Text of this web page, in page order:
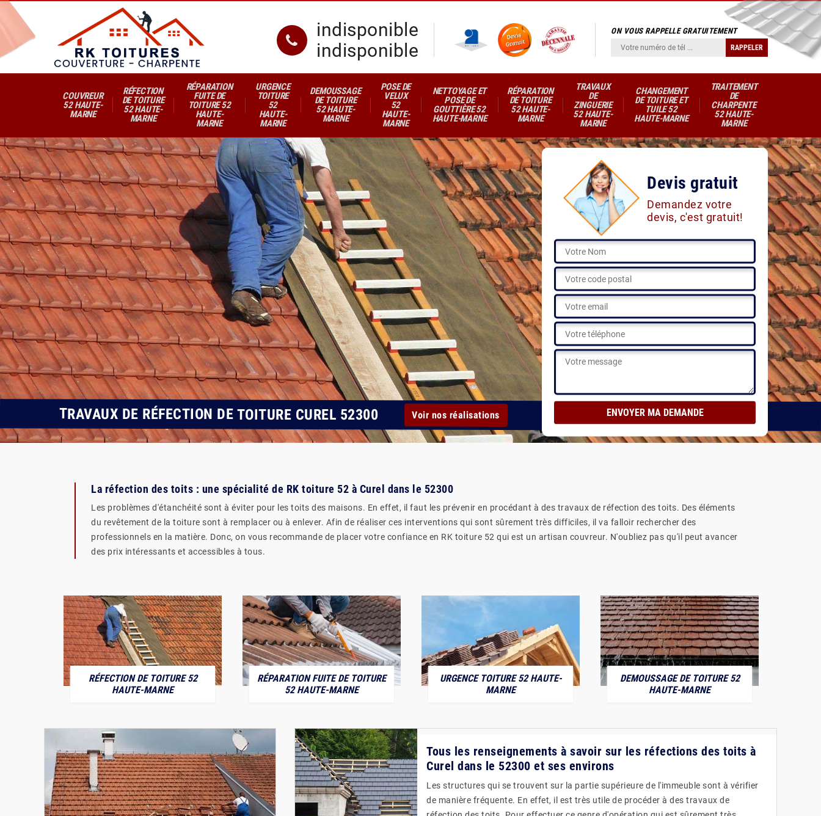
indisponible
indisponible
ON VOUS RAPPELLE GRATUITEMENT
COUVREUR
52 HAUTE-
MARNE
RÉFECTION
DE TOITURE
52 HAUTE-
MARNE
RÉPARATION
FUITE DE
TOITURE 52
HAUTE-
MARNE
URGENCE
TOITURE
52
HAUTE-
MARNE
DEMOUSSAGE
DE TOITURE
52 HAUTE-
MARNE
POSE DE
VELUX
52
HAUTE-
MARNE
NETTOYAGE ET
POSE DE
GOUTTIÈRE 52
HAUTE-MARNE
RÉPARATION
DE TOITURE
52 HAUTE-
MARNE
TRAVAUX
DE
ZINGUERIE
52 HAUTE-
MARNE
CHANGEMENT
DE TOITURE ET
TUILE 52
HAUTE-MARNE
TRAITEMENT
DE
CHARPENTE
52 HAUTE-
MARNE
Devis gratuit
Demandez votre
devis, c'est gratuit!
TRAVAUX DE RÉFECTION DE TOITURE CUREL 52300 Voir nos réalisations
La réfection des toits : une spécialité de RK toiture 52 à Curel dans le 52300
Les problèmes d'étanchéité sont à éviter pour les toits des maisons. En effet, il faut les prévenir en procédant à des travaux de réfection des toits. Des éléments
du revêtement de la toiture sont à remplacer ou à enlever. Afin de réaliser ces interventions qui sont sûrement très difficiles, il va falloir rechercher des
professionnels en la matière. Donc, on vous recommande de placer votre confiance en RK toiture 52 qui est un artisan couvreur. N'oubliez pas qu'il peut avancer
des prix intéressants et accessibles à tous.
RÉFECTION DE TOITURE 52
HAUTE-MARNE
RÉPARATION FUITE DE TOITURE
52 HAUTE-MARNE
URGENCE TOITURE 52 HAUTE-
MARNE
DEMOUSSAGE DE TOITURE 52
HAUTE-MARNE
Tous les renseignements à savoir sur les réfections des toits à
Curel dans le 52300 et ses environs
Les structures qui se trouvent sur la partie supérieure de l'immeuble sont à vérifier
de manière fréquente. En effet, il est très utile de procéder à des travaux de